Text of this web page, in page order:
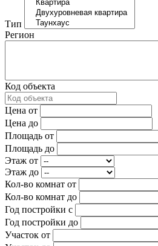
Тип
Регион
Код объекта
Цена от
Цена до
Площадь от
Площадь до
Этаж от
Этаж до
Кол-во комнат от
Кол-во комнат до
Год постройки с
Год постройки до
Участок от